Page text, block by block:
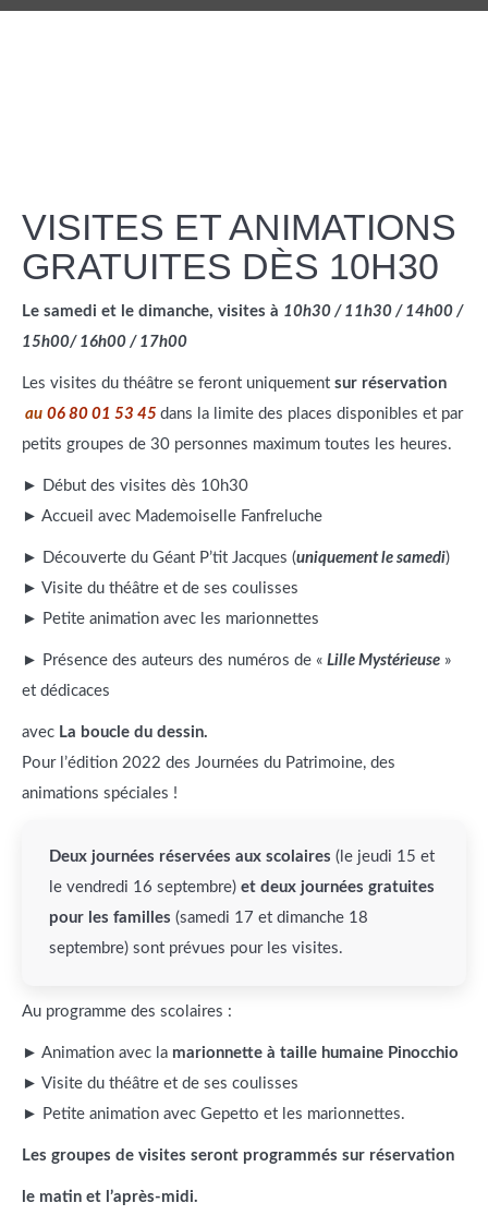
VISITES ET ANIMATIONS
GRATUITES DÈS 10H30
Le samedi et le dimanche, visites à 10h30 / 11h30 / 14h00 /
15h00/ 16h00 / 17h00
Les visites du théâtre se feront uniquement sur réservation
au 06 80 01 53 45 dans la limite des places disponibles et par
petits groupes de 30 personnes maximum toutes les heures.
► Début des visites dès 10h30
► Accueil avec Mademoiselle Fanfreluche
► Découverte du Géant P’tit Jacques (uniquement le samedi)
► Visite du théâtre et de ses coulisses
► Petite animation avec les marionnettes
► Présence des auteurs des numéros de « Lille Mystérieuse »
et dédicaces
avec La boucle du dessin.
Pour l’édition 2022 des Journées du Patrimoine, des
animations spéciales !
Deux journées réservées aux scolaires (le jeudi 15 et
le vendredi 16 septembre) et deux journées gratuites
pour les familles (samedi 17 et dimanche 18
septembre) sont prévues pour les visites.
Au programme des scolaires :
► Animation avec la marionnette à taille humaine Pinocchio
► Visite du théâtre et de ses coulisses
► Petite animation avec Gepetto et les marionnettes.
Les groupes de visites seront programmés sur réservation
le matin et l’après-midi.